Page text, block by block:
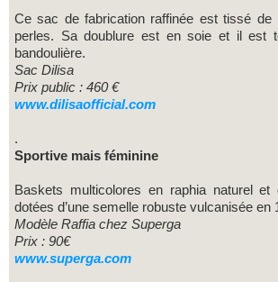
Ce sac de fabrication raffinée est tissé de
perles. Sa doublure est en soie et il est
bandoulière.
Sac Dilisa
Prix public : 460 €
www.dilisaofficial.com
.
Sportive mais féminine
Baskets multicolores en raphia naturel et
dotées d’une semelle robuste vulcanisée en
Modèle Raffia chez Superga
Prix : 90€
www.superga.com